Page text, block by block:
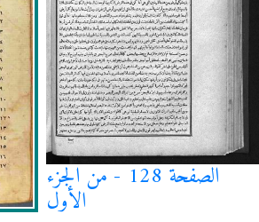
الصفحة 128 - من الجزء
الأول